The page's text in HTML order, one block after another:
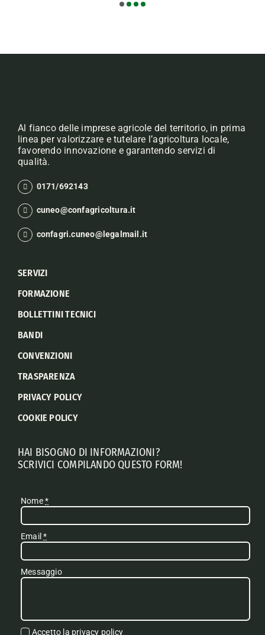
Al fianco delle imprese agricole del territorio, in prima
linea per valorizzare e tutelare l’agricoltura locale,
favorendo innovazione e garantendo servizi di
qualità.
0171/692143
cuneo@confagricoltura.it
confagri.cuneo@legalmail.it
SERVIZI
FORMAZIONE
BOLLETTINI TECNICI
BANDI
CONVENZIONI
TRASPARENZA
PRIVACY POLICY
COOKIE POLICY
HAI BISOGNO DI INFORMAZIONI?
SCRIVICI COMPILANDO QUESTO FORM!
Nome*
Email*
Messaggio
Accetto la privacy policy